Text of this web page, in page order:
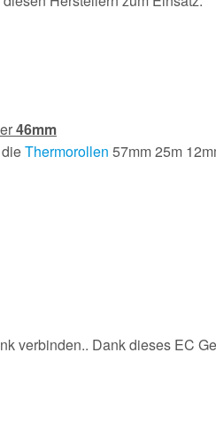
46mm
dieThermorollen 57mm 25m
verbinden.. Dank dieses EC